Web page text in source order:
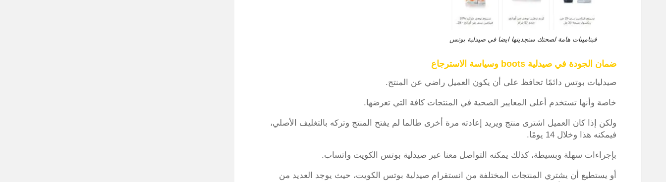
فيتامينات هامة لصحتك ستجدينها ايضا في صيدلية بوتس
ضمان الجودة في صيدلية boots وسياسة الاسترجاع
صيدليات بوتس دائمًا تحافظ على أن يكون العميل راضي عن المنتج.
خاصة وأنها تستخدم أعلى المعايير الصحية في المنتجات كافة التي تعرضها.
ولكن إذا كان العميل اشترى منتج ويريد إعادته مرة أخرى طالما لم يفتح المنتج وتركه بالتغليف الأصلي،
فيمكنه هذا وخلال 14 يومًا.
بإجراءات سهلة وبسيطة، كذلك يمكنه التواصل معنا عبر صيدلية بوتس الكويت واتساب.
أو يستطيع أن يشتري المنتجات المختلفة من انستقرام صيدلية بوتس الكويت، حيث يوجد العديد من